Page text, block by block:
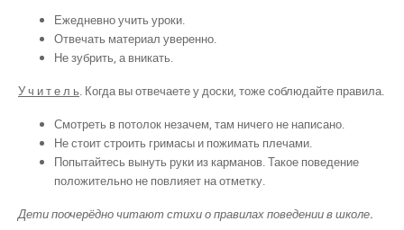
Ежедневно учить уроки.
Отвечать материал уверенно.
Не зубрить, а вникать.
У ч и т е л ь. Когда вы отвечаете у доски, тоже соблюдайте правила.
Смотреть в потолок незачем, там ничего не написано.
Не стоит строить гримасы и пожимать плечами.
Попытайтесь вынуть руки из карманов. Такое поведение
положительно не повлияет на отметку.
Дети поочерёдно читают стихи о правилах поведении в школе.